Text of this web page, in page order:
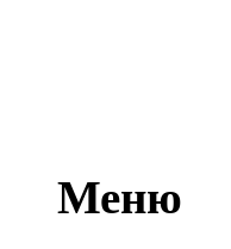
Меню